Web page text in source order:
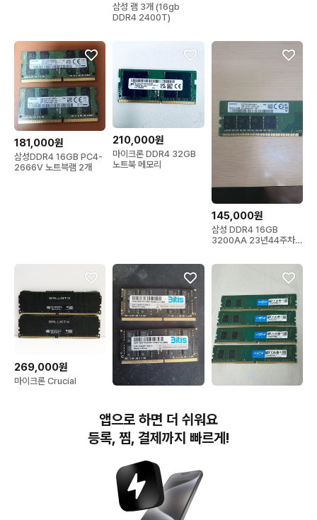
삼성 램 3개 (16gb
DDR4 2400T)
181,000원
삼성DDR4 16GB PC4-
2666V 노트븍램 2개
210,000원
마이크론 DDR4 32GB
노트북 메모리
145,000원
삼성 DDR4 16GB
3200AA 23년44주차제
269,000원
마이크론 Crucial
비티스 DDR4 16GB
PC4-25600
3200MHz SO-DIMM
마이크론 Crucial DDR4
8GB 3200MHz 램 4장
판매
번개장터(주) 사업자정보, 이용약관 및 기타 법적고지
번개장터㈜는 통신판매중개자이며, 통신판매의 당사자가 아닙니다. 전자상거래 등에서의
앱으로 하면 더 쉬워요
등록, 찜, 결제까지 빠르게!